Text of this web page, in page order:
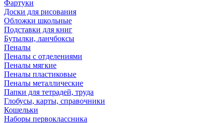
Фартуки
Доски для рисования
Обложки школьные
Подставки для книг
Бутылки, ланчбоксы
Пеналы
Пеналы с отделениями
Пеналы мягкие
Пеналы пластиковые
Пеналы металлические
Папки для тетрадей, труда
Глобусы, карты, справочники
Кошельки
Наборы первоклассника